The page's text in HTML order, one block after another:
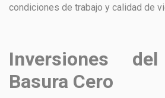
condiciones de trabajo y calidad de
Inversiones
Basura Cero